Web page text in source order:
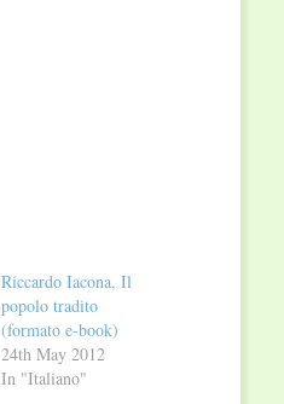
Riccardo Iacona, Il
popolo tradito
(formato e-book)
24th May 2012
In "Italiano"